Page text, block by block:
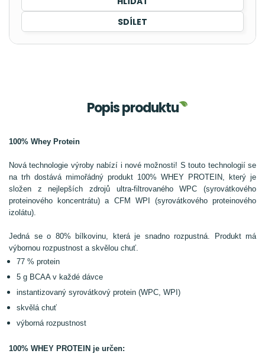
SDÍLET
Popis produktu
100% Whey Protein
Nová technologie výroby nabízí i nové možnosti! S touto technologií se
na trh dostává mimořádný produkt 100% WHEY PROTEIN, který je
složen z nejlepších zdrojů ultra-filtrovaného WPC (syrovátkového
proteinového koncentrátu) a CFM WPI (syrovátkového proteinového
izolátu).
Jedná se o 80% bílkovinu, která je snadno rozpustná. Produkt má
výbornou rozpustnost a skvělou chuť.
77 % protein
5 g BCAA v každé dávce
instantizovaný syrovátkový protein (WPC, WPI)
skvělá chuť
výborná rozpustnost
100% WHEY PROTEIN je určen: